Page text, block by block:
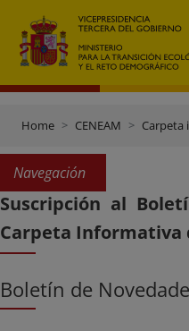
Home CENEAM Carpeta
Navegación
Suscripción al
Carpeta Informativa
Boletín de